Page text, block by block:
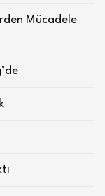
Mücadele